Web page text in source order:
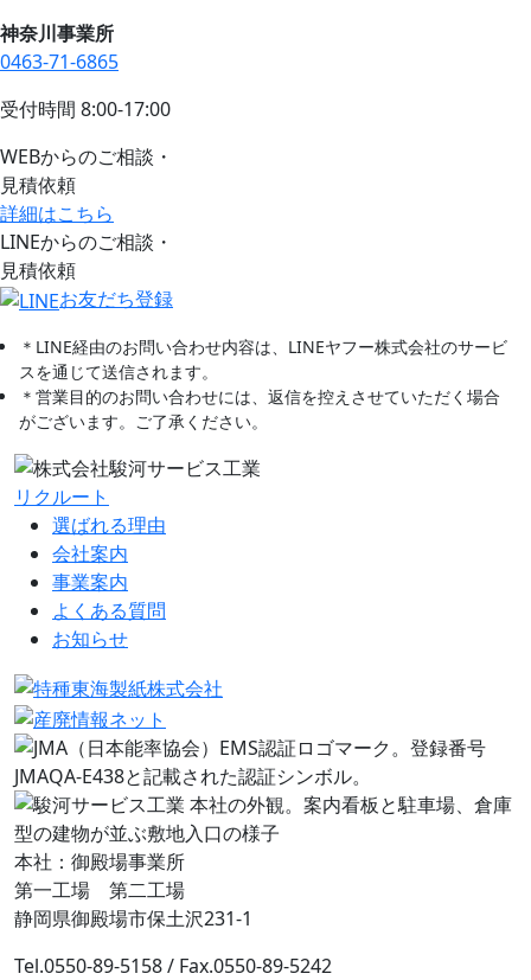
神奈川事業所
0463-71-6865
受付時間 8:00-17:00
WEBからのご相談・
見積依頼
詳細はこちら
LINEからのご相談・
見積依頼
お友だち登録
＊LINE経由のお問い合わせ内容は、LINEヤフー株式会社のサービ
スを通じて送信されます。
＊営業目的のお問い合わせには、返信を控えさせていただく場合
がございます。ご了承ください。
リクルート
選ばれる理由
会社案内
事業案内
よくある質問
お知らせ
本社：御殿場事業所
第一工場 第二工場
静岡県御殿場市保土沢231-1
Tel.0550-89-5158 / Fax.0550-89-5242